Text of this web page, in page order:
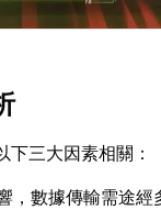
三大因素相關：
，數據傳輸需途